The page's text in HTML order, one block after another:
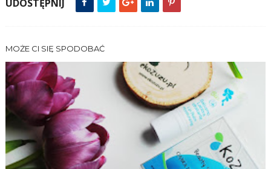
UDOSTĘPNIJ
MOŻE CI SIĘ SPODOBAĆ